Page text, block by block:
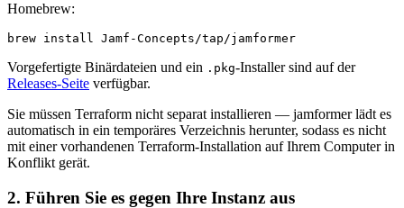
Homebrew:
Vorgefertigte Binärdateien und ein .pkg-Installer sind auf der
Releases-Seite verfügbar.
Sie müssen Terraform nicht separat installieren — jamformer lädt es
automatisch in ein temporäres Verzeichnis herunter, sodass es nicht
mit einer vorhandenen Terraform-Installation auf Ihrem Computer in
Konflikt gerät.
2. Führen Sie es gegen Ihre Instanz aus